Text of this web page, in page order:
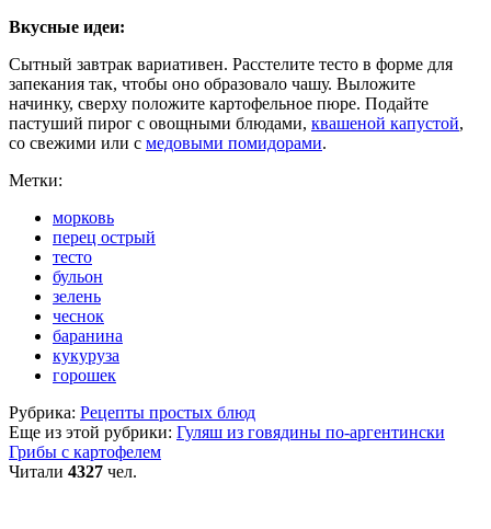
Вкусные идеи:
Сытный завтрак вариативен. Расстелите тесто в форме для
запекания так, чтобы оно образовало чашу. Выложите
начинку, сверху положите картофельное пюре. Подайте
пастуший пирог с овощными блюдами, квашеной капустой,
со свежими или с медовыми помидорами.
Метки:
морковь
перец острый
тесто
бульон
зелень
чеснок
баранина
кукуруза
горошек
Рубрика: Рецепты простых блюд
Еще из этой рубрики: Гуляш из говядины по-аргентински
Грибы с картофелем
Читали 4327 чел.